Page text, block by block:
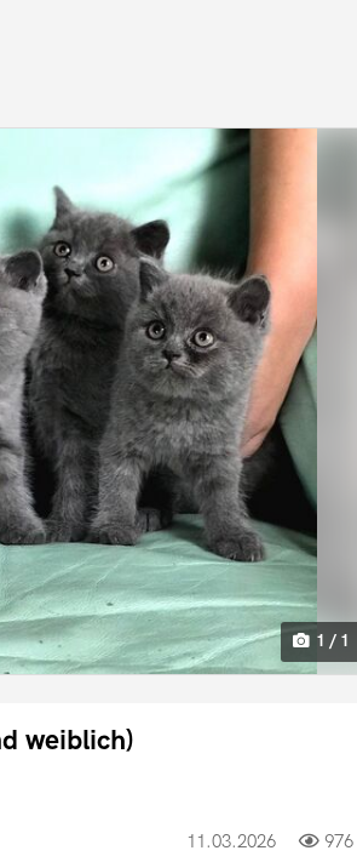
1 / 1
weiblich)
11.03.2026 976